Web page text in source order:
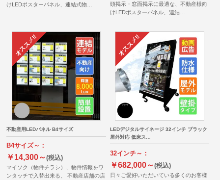
けLEDポスターパネル、連結式物…
頭掲示・窓面掲示に最適な、不動産様向
けLEDポスターパネル、連結…
不動産用LEDパネル B4サイズ
B4サイズ～：
￥14,300～(税込)
マイソク（物件チラシ）、物件情報をワ
ンタッチで入替出来る、 不動産店舗の店
LEDデジタルサイネージ 32インチ ブラック
屋外対応 低床ス…
32インチ～：
￥682,000～(税込)
日々ご愛好いただいている多くのお客様